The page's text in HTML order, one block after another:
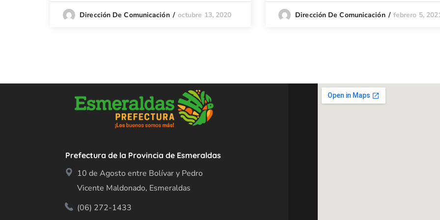
Dirección De Comunicación octubre 13, 2020 Dirección De Comunicación febrero 5,
Prefectura de la Provincia de Esmeraldas
10 de Agosto entre Bolívar y Pedro
Vicente Maldonado, Esmeraldas
(06) 272-1433